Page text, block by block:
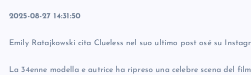
2025-08-27 14:31:50
Emily Ratajkowski cita Clueless nel suo ultimo post osé su
La 34enne modella e autrice ha ripreso una celebre scena del